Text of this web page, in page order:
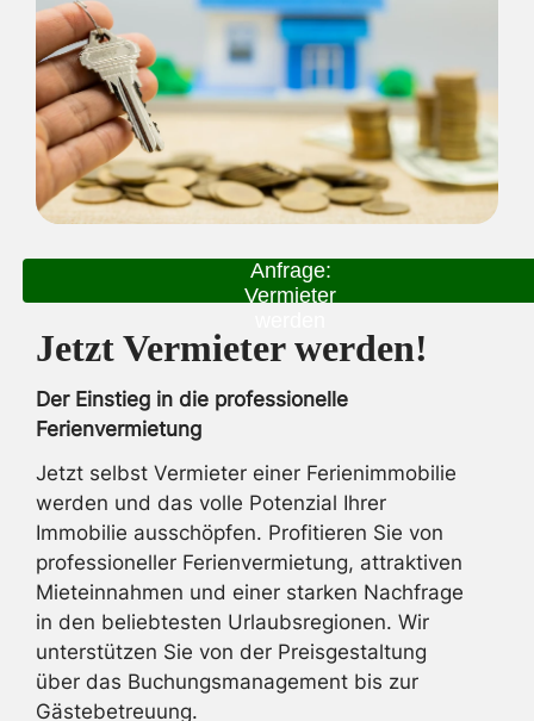
Anfrage:
Vermieter
Jetzt Vermieter werden!
Der Einstieg in die professionelle
Ferienvermietung
Jetzt selbst Vermieter einer Ferienimmobilie
werden und das volle Potenzial Ihrer
Immobilie ausschöpfen. Profitieren Sie von
professioneller Ferienvermietung, attraktiven
Mieteinnahmen und einer starken Nachfrage
in den beliebtesten Urlaubsregionen. Wir
unterstützen Sie von der Preisgestaltung
über das Buchungsmanagement bis zur
Gästebetreuung.